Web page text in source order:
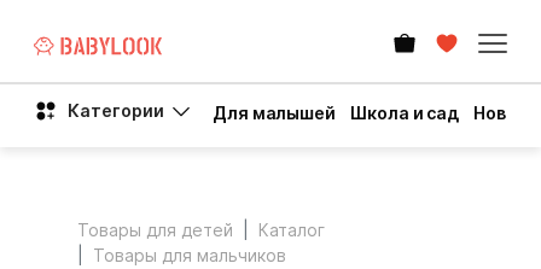
Категории Для малышей Школа и сад Новый
Товары для детей
Каталог
Товары для мальчиков